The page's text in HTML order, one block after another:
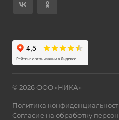
© 2026 ООО «НИКА»
Политика
Согласие на обработку